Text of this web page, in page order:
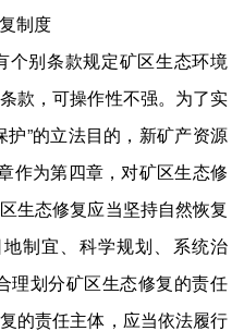
制度
个别条款规定矿区生态环境
款，可操作性不强。为了实
”的立法目的，新矿产资源
作为第四章，对矿区生态修
生态修复应当坚持自然恢复
制宜、科学规划、系统治
理划分矿区生态修复的责任
的责任主体，应当依法履行